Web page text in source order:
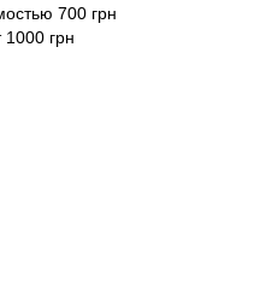
700 грн
грн